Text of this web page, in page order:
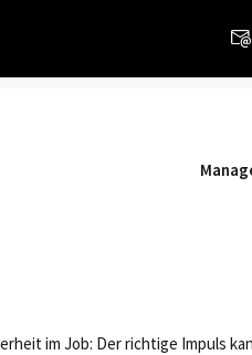
im Job: Der richtige Impuls